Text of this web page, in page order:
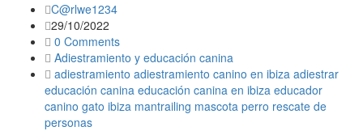
C@rlwe1234
29/10/2022
0 Comments
Adiestramiento y educación canina
adiestramiento adiestramiento canino en ibiza adiestrar
educación canina educación canina en ibiza educador
canino gato ibiza mantrailing mascota perro rescate de
personas